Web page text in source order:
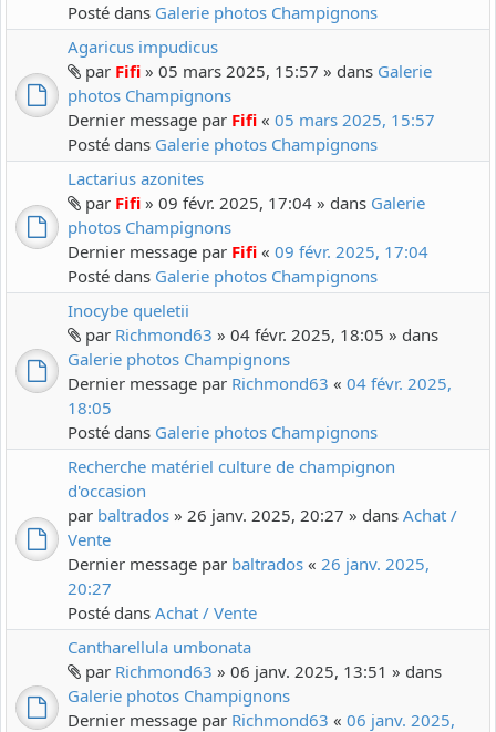
Posté dans Galerie photos Champignons
Agaricus impudicus
par Fifi » 05 mars 2025, 15:57 » dans Galerie
photos Champignons
Dernier message par Fifi « 05 mars 2025, 15:57
Posté dans Galerie photos Champignons
Lactarius azonites
par Fifi » 09 févr. 2025, 17:04 » dans Galerie
photos Champignons
Dernier message par Fifi « 09 févr. 2025, 17:04
Posté dans Galerie photos Champignons
Inocybe queletii
par Richmond63 » 04 févr. 2025, 18:05 » dans
Galerie photos Champignons
Dernier message par Richmond63 « 04 févr. 2025,
18:05
Posté dans Galerie photos Champignons
Recherche matériel culture de champignon
d'occasion
par baltrados » 26 janv. 2025, 20:27 » dans Achat /
Vente
Dernier message par baltrados « 26 janv. 2025,
20:27
Posté dans Achat / Vente
Cantharellula umbonata
par Richmond63 » 06 janv. 2025, 13:51 » dans
Galerie photos Champignons
Dernier message par Richmond63 « 06 janv. 2025,